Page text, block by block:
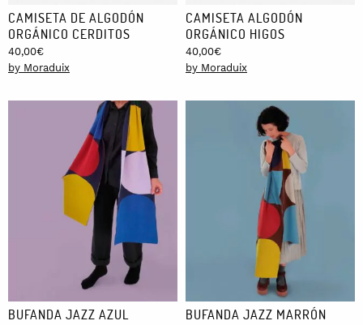
CAMISETA DE ALGODÓN
ORGÁNICO CERDITOS
40,00€
by Moraduix
CAMISETA ALGODÓN
ORGÁNICO HIGOS
40,00€
by Moraduix
BUFANDA JAZZ AZUL BUFANDA JAZZ MARRÓN